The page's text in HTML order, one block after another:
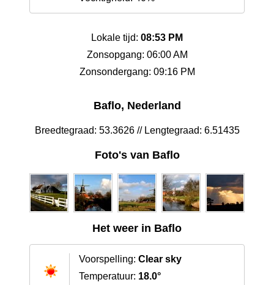
Lokale tijd: 08:53 PM
Zonsopgang: 06:00 AM
Zonsondergang: 09:16 PM
Baflo, Nederland
Breedtegraad: 53.3626 // Lengtegraad: 6.51435
Foto's van Baflo
Het weer in Baflo
Voorspelling: Clear sky
Temperatuur: 18.0°